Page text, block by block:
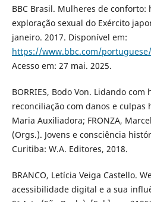
BBC Brasil. Mulheres de
exploração sexual do Exército
janeiro. 2017. Disponível em:
https://www.bbc.com/
Acesso em: 27 mai. 2025.
BORRIES, Bodo Von. Lidando
reconciliação com danos e culpas
Maria Auxiliadora; FRONZA,
(Orgs.). Jovens e consciência
Curitiba: W.A. Editores, 2018.
BRANCO, Letícia Veiga Castello.
acessibilidade digital e a sua